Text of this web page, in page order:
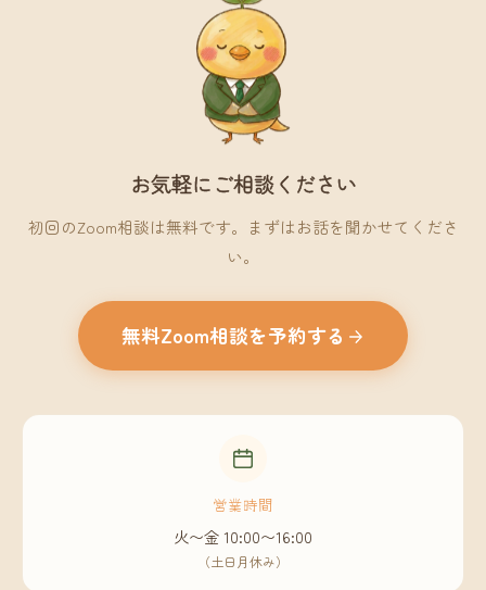
お気軽にご相談ください
初回のZoom相談は無料です。まずはお話を聞かせてくださ
い。
無料Zoom相談を予約する
営業時間
火〜金 10:00〜16:00
（土日月休み）